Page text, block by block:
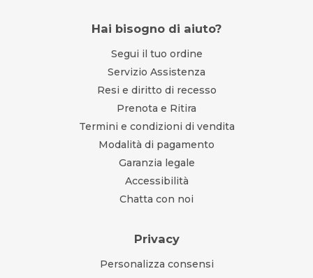
Hai bisogno di aiuto?
Segui il tuo ordine
Servizio Assistenza
Resi e diritto di recesso
Prenota e Ritira
Termini e condizioni di vendita
Modalità di pagamento
Garanzia legale
Accessibilità
Chatta con noi
Privacy
Personalizza consensi